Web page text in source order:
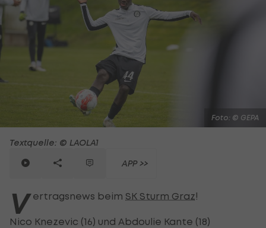
Foto: © GEPA
Textquelle: © LAOLA1
APP >>
V ertragsnews beim SK Sturm Graz!
Nico Knezevic (16) und Abdoulie Kante (18)